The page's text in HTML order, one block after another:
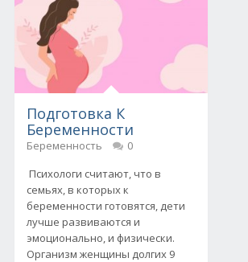
Подготовка К
Беременности
Беременность
0
Психологи считают, что в
семьях, в которых к
беременности готовятся, дети
лучше развиваются и
эмоционально, и физически.
Организм женщины долгих 9